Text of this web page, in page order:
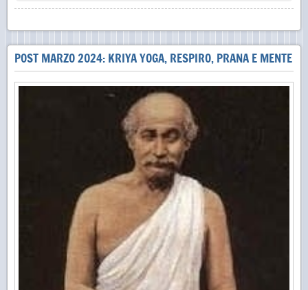
POST MARZO 2024: KRIYA YOGA, RESPIRO, PRANA E MENTE